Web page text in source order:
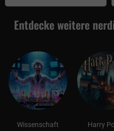
Entdecke weitere
Wissenschaft Harry